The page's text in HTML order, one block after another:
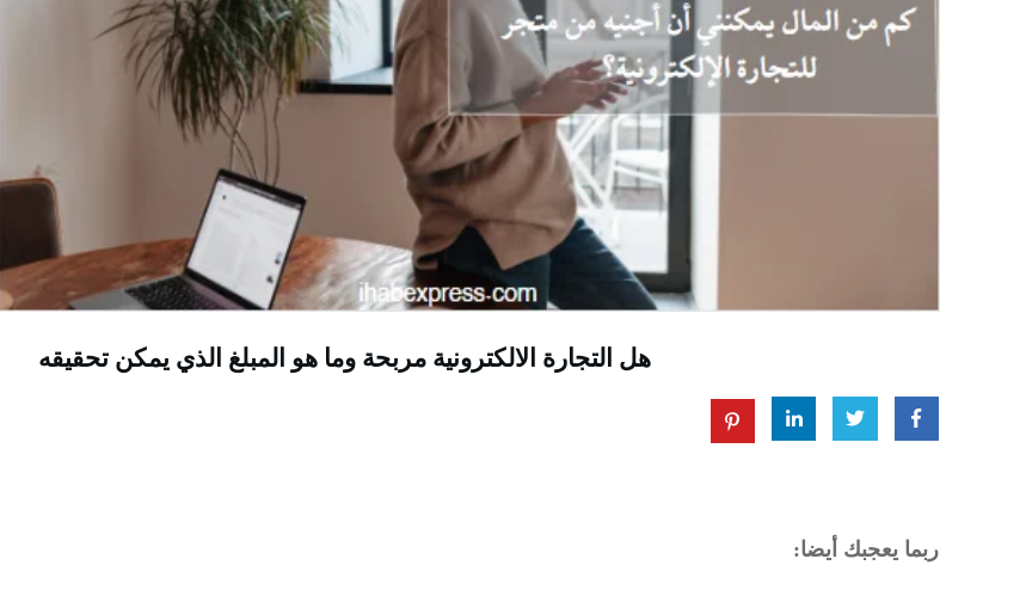
هل التجارة الالكترونية مربحة وما هو المبلغ الذي يمكن تحقيقه
ربما يعجبك أيضا: